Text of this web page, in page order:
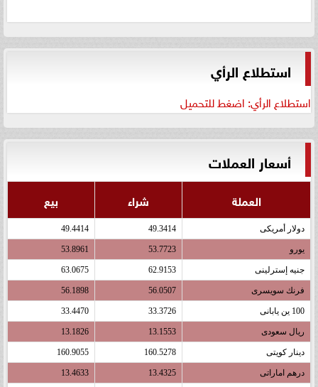
استطلاع الرأي
استطلاع الرأي: اضغط للتحميل
أسعار العملات
العملة شراء بيع
دولار أمريكى 49.3414
49.4414
يورو 53.7723
53.8961
جنيه إسترلينى 62.9153
63.0675
فرنك سويسرى 56.0507
56.1898
100 ين يابانى 33.3726
33.4470
ريال سعودى 13.1553
13.1826
دينار كويتى 160.5278
160.9055
درهم اماراتى 13.4325
13.4633